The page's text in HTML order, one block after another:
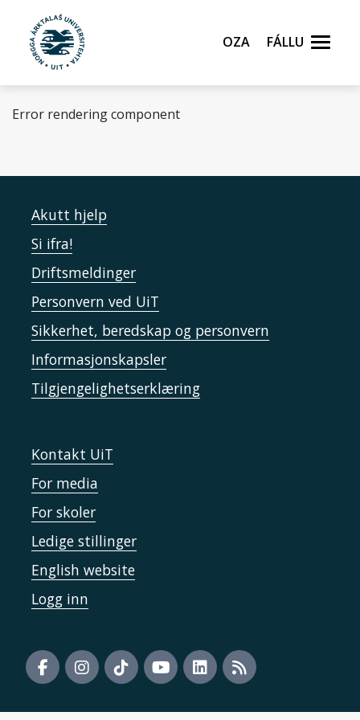
Gå til hovedinnhold
Oza
Fállu
Error rendering component
Akutt hjelp
Si ifra!
Driftsmeldinger
Personvern ved UiT
Sikkerhet, beredskap og personvern
Informasjonskapsler
Tilgjengelighetserklæring
Kontakt UiT
For media
For skoler
Ledige stillinger
English website
Logg inn